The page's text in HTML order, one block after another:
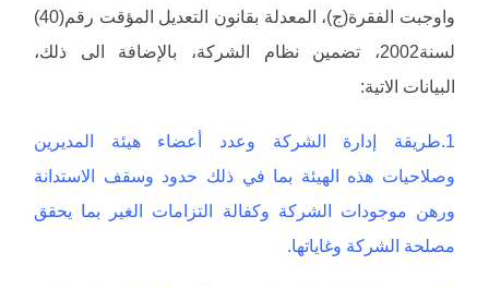
واوجبت الفقرة(ج)، المعدلة بقانون التعديل المؤقت رقم(40)
لسنة2002، تضمين نظام الشركة، بالإضافة الى ذلك،
البيانات الاتية:
1.طريقة إدارة الشركة وعدد أعضاء هيئة المديرين
وصلاحيات هذه الهيئة بما في ذلك حدود وسقف الاستدانة
ورهن موجودات الشركة وكفالة التزامات الغير بما يحقق
مصلحة الشركة وغاياتها.